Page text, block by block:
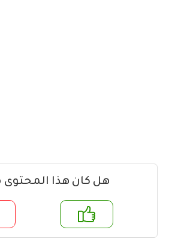
هل كان هذا المحتوى
لا